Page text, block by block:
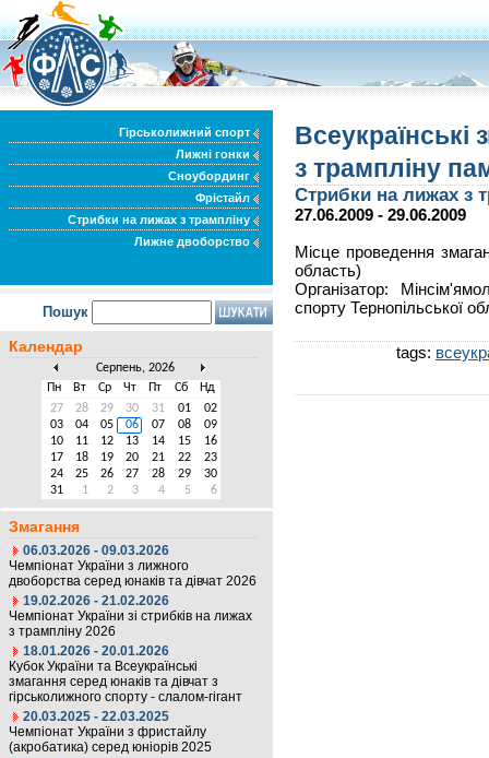
Гірськолижний спорт
Лижні гонки
Сноубординг
Фрістайл
Стрибки на лижах з трампліну
Лижне двоборство
Пошук
Календар
Серпень, 2026
Пн
Вт Ср Чт Пт Сб
Нд
27
28 29 30 31 01
02
03
04 05 06 07 08
09
10
11 12 13 14 15
16
17
18 19 20 21 22
23
24
25 26 27 28 29
30
31
1 2 3 4 5 6
Змагання
06.03.2026 - 09.03.2026
Чемпіонат України з лижного
двоборства серед юнаків та дівчат 2026
19.02.2026 - 21.02.2026
Чемпіонат України зі стрибків на лижах
з трампліну 2026
18.01.2026 - 20.01.2026
Кубок України та Всеукраїнські
змагання серед юнаків та дівчат з
гірськолижного спорту - слалом-гігант
20.03.2025 - 22.03.2025
Чемпіонат України з фристайлу
(акробатика) серед юніорів 2025
Всеукраїнські
з трампліну
Стрибки на лижах з
27.06.2009 - 29.06.2009
Місце проведення
область)
Організатор:
спорту Тернопільської
tags: